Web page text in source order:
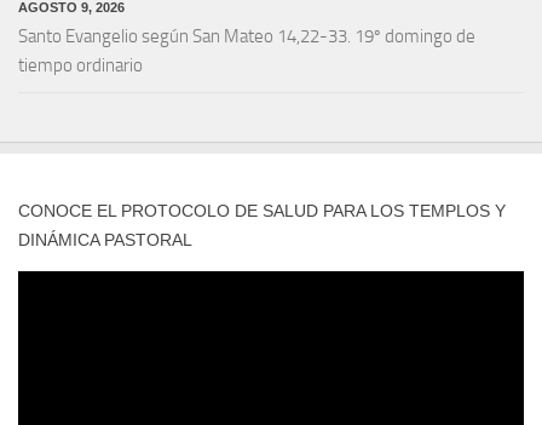
AGOSTO 9, 2026
Santo Evangelio según San Mateo 14,22-33. 19º domingo de
tiempo ordinario
CONOCE EL PROTOCOLO DE SALUD PARA LOS TEMPLOS Y
DINÁMICA PASTORAL